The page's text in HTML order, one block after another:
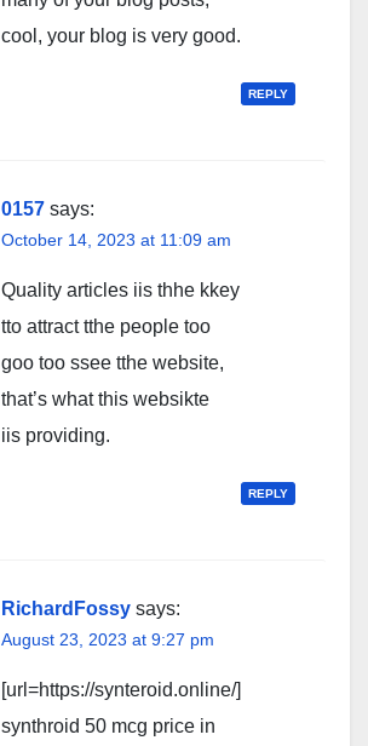
cool, your blog is very good.
REPLY
0157 says:
October 14, 2023 at 11:09 am
Quality articles iis thhe kkey
tto attract tthe people too
goo too ssee tthe website,
that’s what this websikte
iis providing.
REPLY
RichardFossy says:
August 23, 2023 at 9:27 pm
[url=https://synteroid.online/]
synthroid 50 mcg price in